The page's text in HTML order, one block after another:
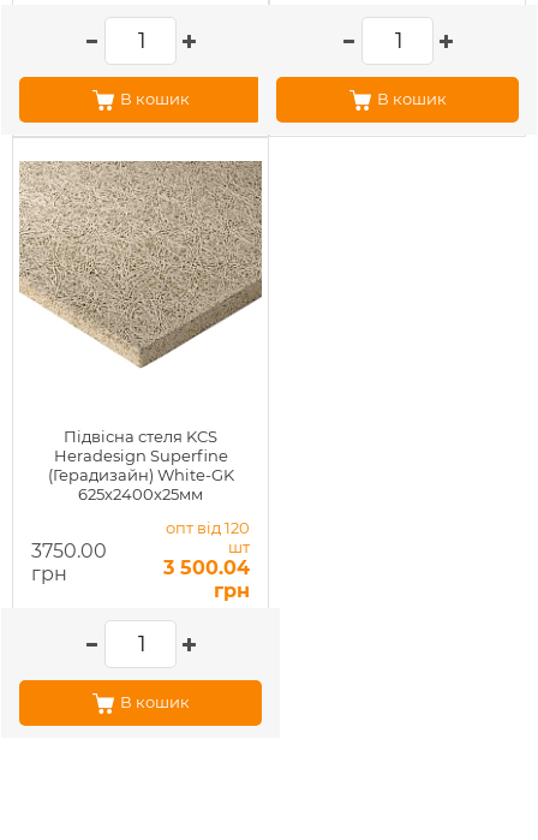
В кошик В кошик
Підвісна стеля KCS
Heradesign Superfine
(Герадизайн) White-GK
625x2400x25мм
3750.00
грн
опт від 120
шт
3 500.04
грн
В кошик